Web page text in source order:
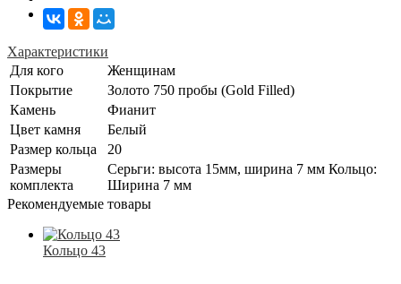
Характеристики
Для кого
Женщинам
Покрытие
Золото 750 пробы (Gold Filled)
Камень
Фианит
Цвет камня
Белый
Размер кольца
20
Размеры
комплекта
Серьги: высота 15мм, ширина 7 мм Кольцо:
Ширина 7 мм
Рекомендуемые товары
Кольцо 43